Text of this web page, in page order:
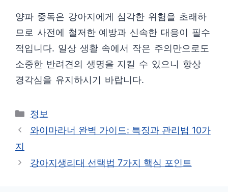
양파 중독은 강아지에게 심각한 위험을 초래하
므로 사전에 철저한 예방과 신속한 대응이 필수
적입니다. 일상 생활 속에서 작은 주의만으로도
소중한 반려견의 생명을 지킬 수 있으니 항상
경각심을 유지하시기 바랍니다.
카
테
정보
와이마라너 완벽 가이드: 특징과 관리법 10가
지
강아지생리대 선택법 7가지 핵심 포인트